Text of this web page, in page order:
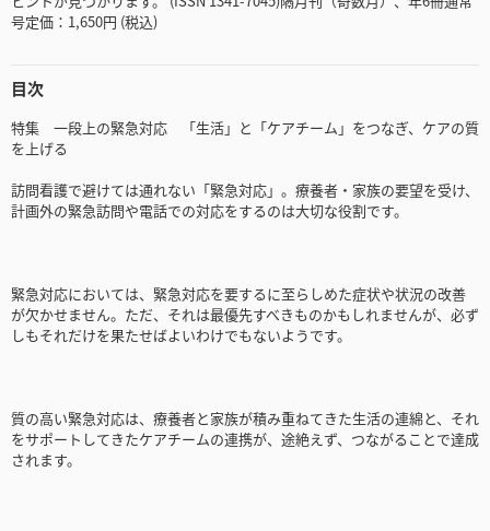
号定価：1,650円 (税込)
目次
特集 一段上の緊急対応 「生活」と「ケアチーム」をつなぎ、ケアの質
を上げる
訪問看護で避けては通れない「緊急対応」。療養者・家族の要望を受け、
計画外の緊急訪問や電話での対応をするのは大切な役割です。
緊急対応においては、緊急対応を要するに至らしめた症状や状況の改善
が欠かせません。ただ、それは最優先すべきものかもしれませんが、必ず
しもそれだけを果たせばよいわけでもないようです。
質の高い緊急対応は、療養者と家族が積み重ねてきた生活の連綿と、それ
をサポートしてきたケアチームの連携が、途絶えず、つながることで達成
されます。